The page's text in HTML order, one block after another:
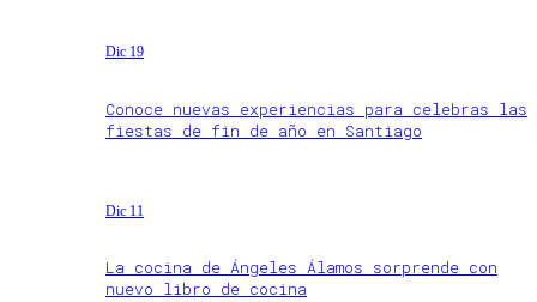
Dic 19
Conoce nuevas experiencias para celebras las
fiestas de fin de año en Santiago
Dic 11
La cocina de Ángeles Álamos sorprende con
nuevo libro de cocina